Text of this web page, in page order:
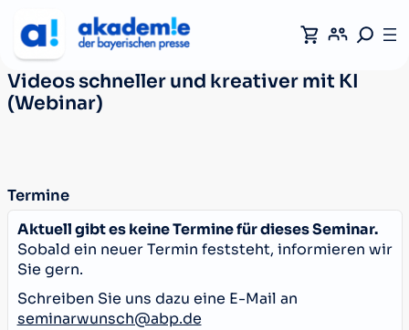
Videos schneller und kreativer mit KI
(Webinar)
Termine
Aktuell gibt es keine Termine für dieses Seminar.
Sobald ein neuer Termin feststeht, informieren wir
Sie gern.
Schreiben Sie uns dazu eine E-Mail an
seminarwunsch@abp.de